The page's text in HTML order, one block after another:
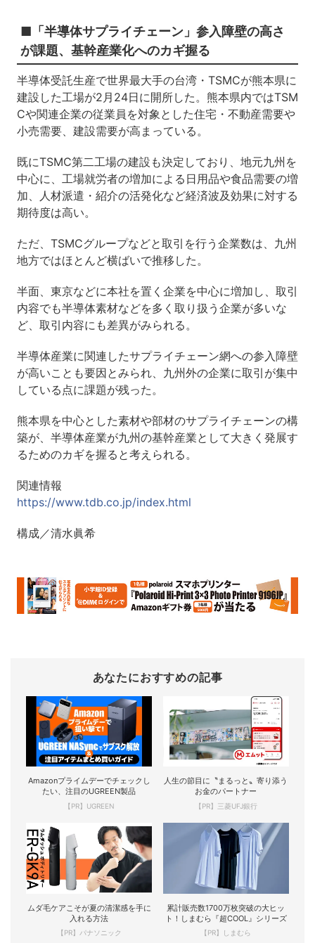
■「半導体サプライチェーン」参入障壁の高さ
が課題、基幹産業化へのカギ握る
半導体受託生産で世界最大手の台湾・TSMCが熊本県に
建設した工場が2月24日に開所した。熊本県内ではTSM
Cや関連企業の従業員を対象とした住宅・不動産需要や
小売需要、建設需要が高まっている。
既にTSMC第二工場の建設も決定しており、地元九州を
中心に、工場就労者の増加による日用品や食品需要の増
加、人材派遣・紹介の活発化など経済波及効果に対する
期待度は高い。
ただ、TSMCグループなどと取引を行う企業数は、九州
地方ではほとんど横ばいで推移した。
半面、東京などに本社を置く企業を中心に増加し、取引
内容でも半導体素材などを多く取り扱う企業が多いな
ど、取引内容にも差異がみられる。
半導体産業に関連したサプライチェーン網への参入障壁
が高いことも要因とみられ、九州外の企業に取引が集中
している点に課題が残った。
熊本県を中心とした素材や部材のサプライチェーンの構
築が、半導体産業が九州の基幹産業として大きく発展す
るためのカギを握ると考えられる。
関連情報
https://www.tdb.co.jp/index.html
構成／清水眞希
あなたにおすすめの記事
Amazonプライムデーでチェックし
たい、注目のUGREEN製品
【PR】UGREEN
人生の節目に〝まるっと〟寄り添う
お金のパートナー
【PR】三菱UFJ銀行
ムダ毛ケアこそが夏の清潔感を手に
入れる方法
【PR】パナソニック
累計販売数1700万枚突破の大ヒッ
ト！しまむら『超COOL』シリーズ
【PR】しまむら